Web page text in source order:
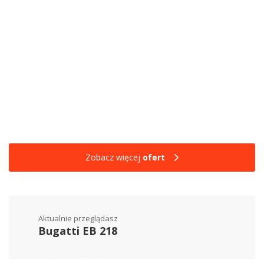
Zobacz więcej ofert
Aktualnie przeglądasz
Bugatti EB 218